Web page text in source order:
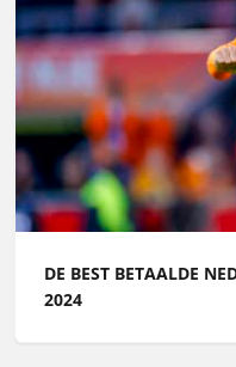
DE BEST BETAALDE
2024